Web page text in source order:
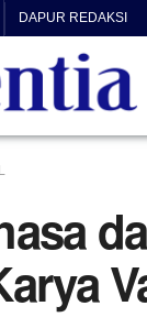
DAPUR REDAKSI